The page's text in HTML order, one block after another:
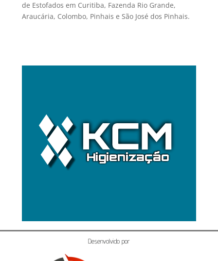
de Estofados em Curitiba, Fazenda Rio Grande,
Araucária, Colombo, Pinhais e São José dos Pinhais.
Desenvolvido por